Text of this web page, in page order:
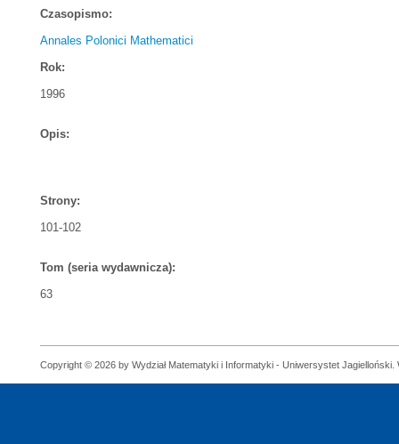
Czasopismo:
Annales Polonici Mathematici
Rok:
1996
Opis:
Strony:
101-102
Tom (seria wydawnicza):
63
Copyright © 2026 by Wydział Matematyki i Informatyki - Uniwersystet